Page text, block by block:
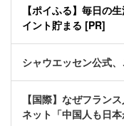
【ポイふる】毎日の
イント貯まる [PR]
シャウエッセン公式
【国際】なぜフラン
ネット「中国人も日